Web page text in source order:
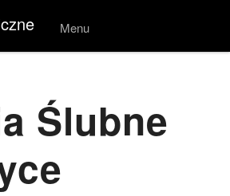
Menu
Skip to
Ślubne